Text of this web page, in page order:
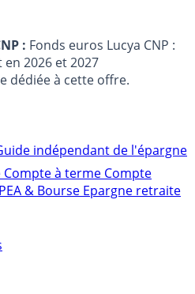
: Fonds euros Lucya CNP :
2026 et 2027
dédiée à cette offre.
indépendant de l'épargne
Compte à terme Compte
PEA & Bourse Epargne retraite